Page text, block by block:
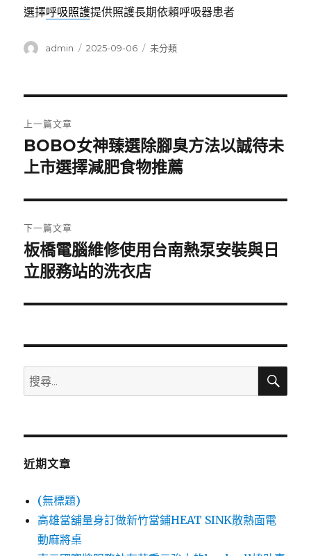
選擇呼吸照護提供照護長期依賴呼吸器患者
作
admin
發
2025-09-06
分
未分類
章
導
覽
上一篇文章
上
一
文
章:
BOBO女神臻選除腳臭方法以誠待未
上市選擇減肥食物推薦
下一篇文章
下
一
文
板橋電腦維修使用台南熱泵安裝與日
立服務站的洗衣店
搜
尋
鍵
搜
近期文章
(無標題)
高雄當舖量身訂做新竹當鋪HEAT SINK散熱面電
動麻將桌